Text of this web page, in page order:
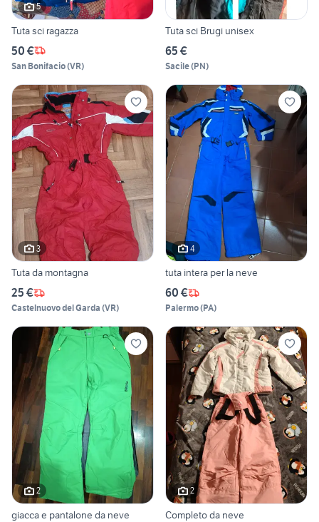
5
Tuta sci ragazza
50 €
San Bonifacio(VR)
Tuta sci Brugi unisex
65 €
Sacile(PN)
3
Tuta da montagna
25 €
Castelnuovo del Garda (VR)
4
tuta intera per la neve
60 €
Palermo(PA)
2
giacca e pantalone da neve
2
Completo da neve